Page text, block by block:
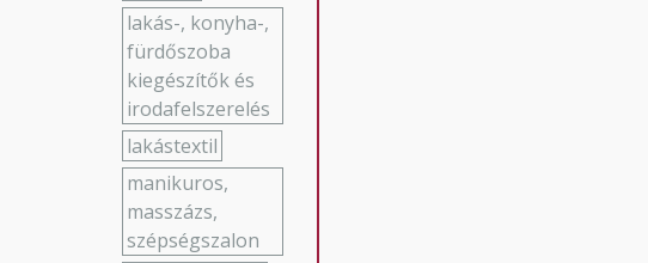
lakás-, konyha-,
fürdőszoba
kiegészítők és
irodafelszerelés
lakástextil
manikuros,
masszázs,
szépségszalon